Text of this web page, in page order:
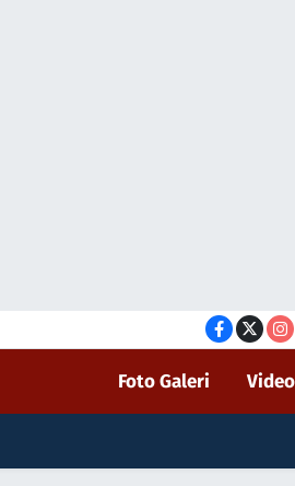
Foto Galeri Video